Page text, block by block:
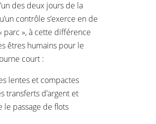
des deux jours de la
contrôle s’exerce en de
», à cette différence
êtres humains pour le
court :
lentes et compactes
transferts d’argent et
passage de flots